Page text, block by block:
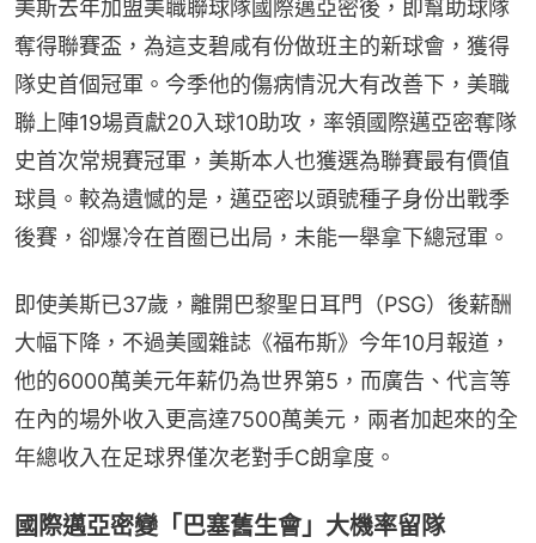
美斯去年加盟美職聯球隊國際邁亞密後，即幫助球隊
奪得聯賽盃，為這支碧咸有份做班主的新球會，獲得
隊史首個冠軍。今季他的傷病情況大有改善下，美職
聯上陣19場貢獻20入球10助攻，率領國際邁亞密奪隊
史首次常規賽冠軍，美斯本人也獲選為聯賽最有價值
球員。較為遺憾的是，邁亞密以頭號種子身份出戰季
後賽，卻爆冷在首圈已出局，未能一舉拿下總冠軍。
即使美斯已37歲，離開巴黎聖日耳門（PSG）後薪酬
大幅下降，不過美國雜誌《福布斯》今年10月報道，
他的6000萬美元年薪仍為世界第5，而廣告、代言等
在內的場外收入更高達7500萬美元，兩者加起來的全
年總收入在足球界僅次老對手C朗拿度。
國際邁亞密變「巴塞舊生會」大機率留隊